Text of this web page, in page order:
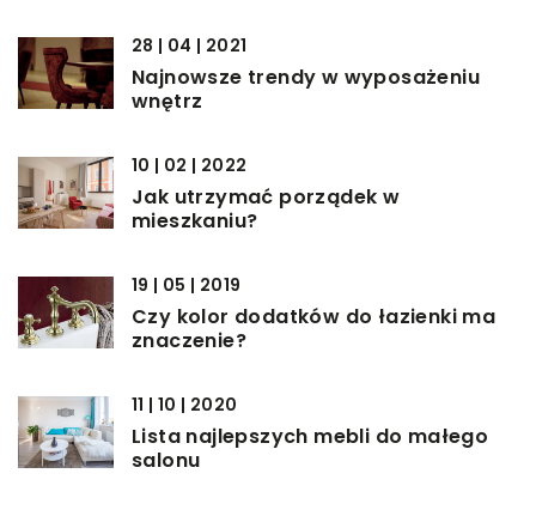
28 | 04 | 2021
Najnowsze trendy w wyposażeniu
wnętrz
10 | 02 | 2022
Jak utrzymać porządek w
mieszkaniu?
19 | 05 | 2019
Czy kolor dodatków do łazienki ma
znaczenie?
11 | 10 | 2020
Lista najlepszych mebli do małego
salonu